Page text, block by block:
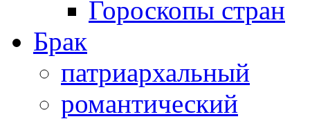
Гороскопы стран
Брак
патриархальный
романтический